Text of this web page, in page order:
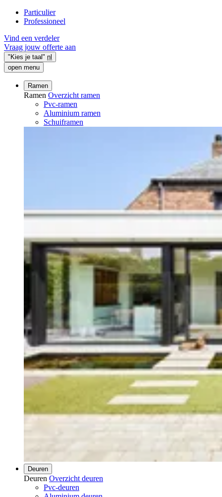
Particulier
Professioneel
Vind een verdeler
Vraag jouw offerte aan
"Kies je taal" nl
open menu
Ramen
Ramen Overzicht ramen
Pvc-ramen
Aluminium ramen
Schuiframen
Deuren
Deuren Overzicht deuren
Pvc-deuren